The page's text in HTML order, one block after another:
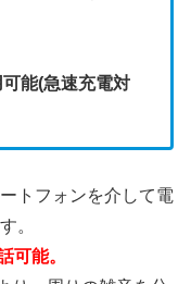
能(急速充電対
トフォンを介して電
。
可能。